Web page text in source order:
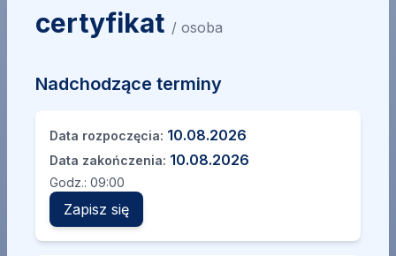
certyfikat / osoba
Nadchodzące terminy
Data rozpoczęcia: 10.08.2026
Data zakończenia: 10.08.2026
Godz.: 09:00
Zapisz się